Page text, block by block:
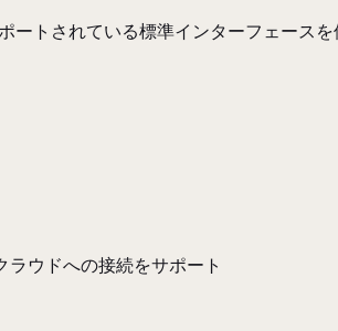
トされている標準インターフェース
ウドへの接続をサポート